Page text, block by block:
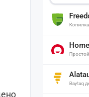
Копилка
Baytaq